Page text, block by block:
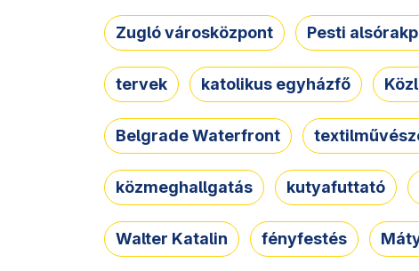
Zugló városközpont Pesti
tervek katolikus egyházfő
Belgrade Waterfront
közmeghallgatás kutyafuttató
Walter Katalin fényfestés